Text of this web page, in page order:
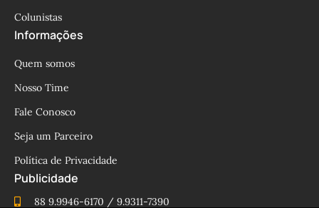
Colunistas
Informações
Quem somos
Nosso Time
Fale Conosco
Seja um Parceiro
Política de Privacidade
Publicidade
88 9.9946-6170 / 9.9311-7390